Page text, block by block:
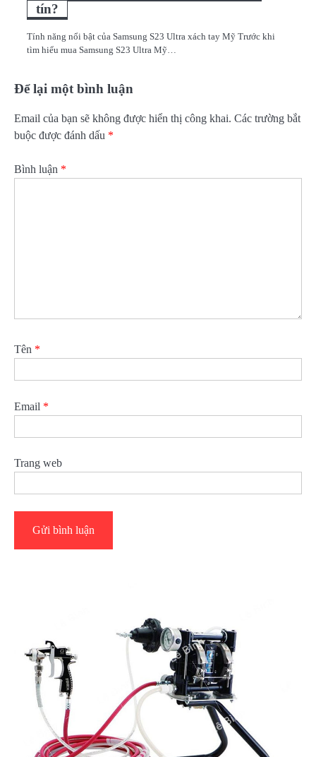
tín?
Tính năng nổi bật của Samsung S23 Ultra xách tay Mỹ Trước khi
tìm hiểu mua Samsung S23 Ultra Mỹ…
Để lại một bình luận
Email của bạn sẽ không được hiển thị công khai. Các trường bắt
buộc được đánh dấu *
Bình luận *
Tên *
Email *
Trang web